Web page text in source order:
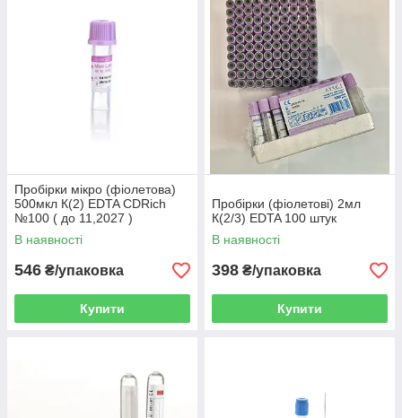
Пробірки мікро (фіолетова)
500мкл К(2) EDTA CDRich
№100 ( до 11,2027 )
В наявності
546 ₴/упаковка
Купити
Пробірки (фіолетові) 2мл
К(2/3) EDTA 100 штук
В наявності
398 ₴/упаковка
Купити